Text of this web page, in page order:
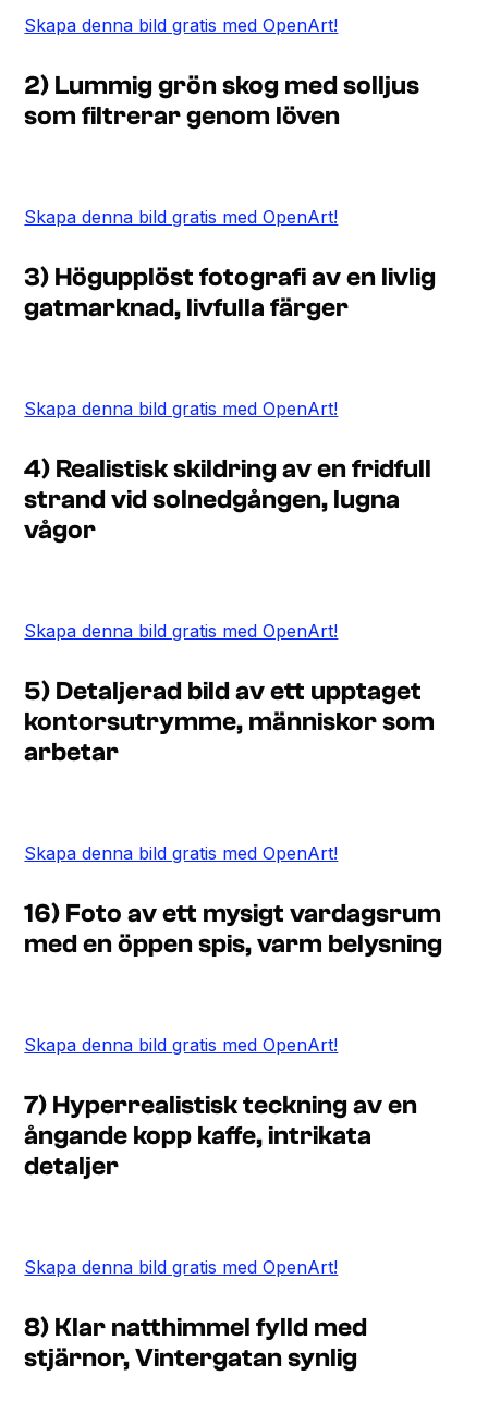
Skapa denna bild gratis med OpenArt!
2) Lummig grön skog med solljus
som filtrerar genom löven
Skapa denna bild gratis med OpenArt!
3) Högupplöst fotografi av en livlig
gatmarknad, livfulla färger
Skapa denna bild gratis med OpenArt!
4) Realistisk skildring av en fridfull
strand vid solnedgången, lugna
vågor
Skapa denna bild gratis med OpenArt!
5) Detaljerad bild av ett upptaget
kontorsutrymme, människor som
arbetar
Skapa denna bild gratis med OpenArt!
16) Foto av ett mysigt vardagsrum
med en öppen spis, varm belysning
Skapa denna bild gratis med OpenArt!
7) Hyperrealistisk teckning av en
ångande kopp kaffe, intrikata
detaljer
Skapa denna bild gratis med OpenArt!
8) Klar natthimmel fylld med
stjärnor, Vintergatan synlig